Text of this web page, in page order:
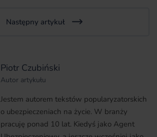
Następny artykuł
Piotr Czubiński
Autor artykułu
Jestem autorem tekstów popularyzatorskich
o ubezpieczeniach na życie. W branży
pracuję ponad 10 lat. Kiedyś jako Agent